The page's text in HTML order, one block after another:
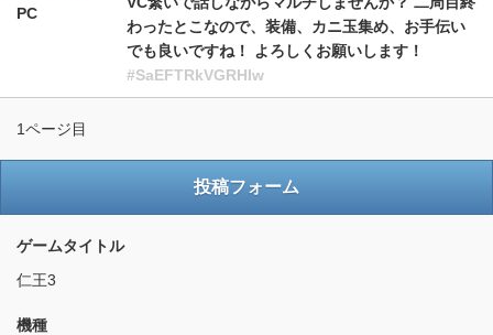
PC
わったとこなので、装備、カニ玉集め、お手伝い
でも良いですね！ よろしくお願いします！
#SaEFTRkVGRHIw
1ページ目
投稿フォーム
ゲームタイトル
仁王3
機種